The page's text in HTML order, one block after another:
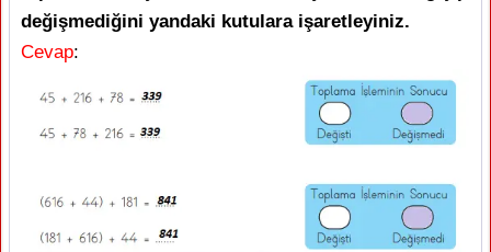
değişmediğini yandaki kutulara işaretleyiniz.
Cevap: